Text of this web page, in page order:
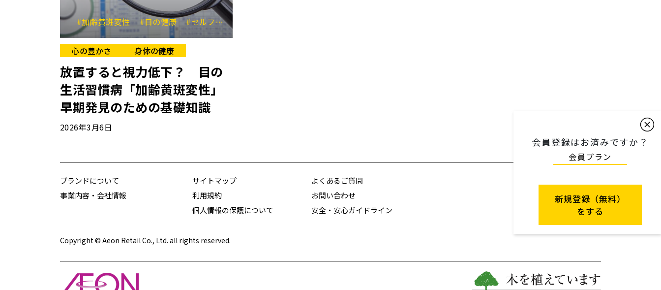
#加齢黄斑変性 #目の健康 #セルフチェック
心の豊かさ 身体の健康
放置すると視力低下？ 目の
生活習慣病「加齢黄斑変性」
早期発見のための基礎知識
2026年3月6日
会員登録はお済みですか？
会員プラン
新規登録（無料）
をする
ブランドについて
事業内容・会社情報
サイトマップ
利用規約
個人情報の保護について
よくあるご質問
お問い合わせ
安全・安心ガイドライン
Copyright © Aeon Retail Co., Ltd. all rights reserved.